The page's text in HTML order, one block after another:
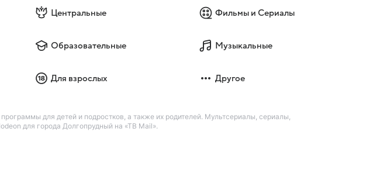
Центральные Фильмы и Сериалы
Образовательные Музыкальные
Для взрослых Другое
для детей и подростков, а также их родителей. Мультсериалы, сериалы,
для города Долгопрудный на «ТВ Mail».